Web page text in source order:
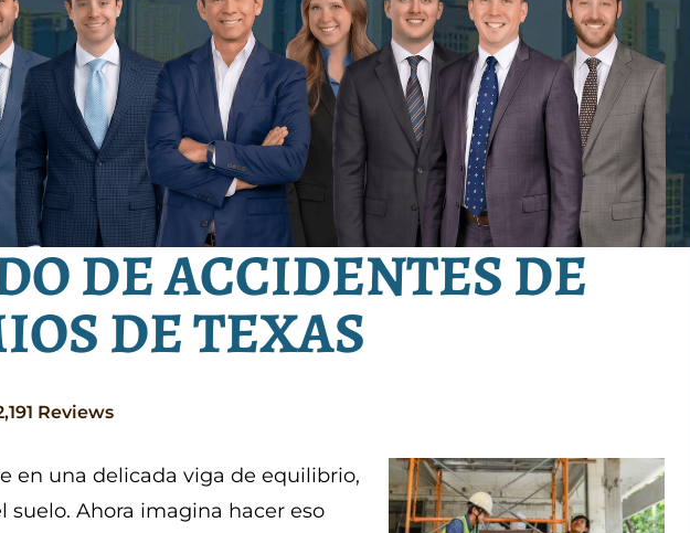
DE ACCIDENTES DE
DE TEXAS
Reviews
en una delicada viga de equilibrio,
suelo. Ahora imagina hacer eso